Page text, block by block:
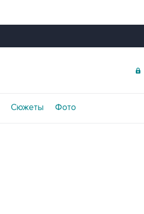
Сюжеты Фото